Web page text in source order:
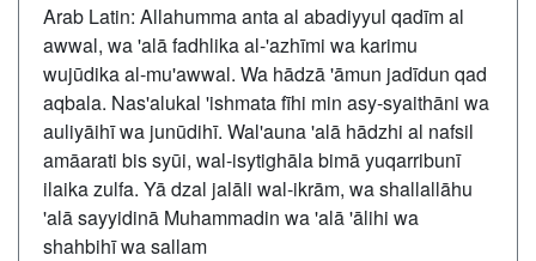
Arab Latin: Allahumma anta al abadiyyul qadīm al
awwal, wa 'alā fadhlika al-'azhīmi wa karimu
wujūdika al-mu'awwal. Wa hādzā 'āmun jadīdun qad
aqbala. Nas'alukal 'ishmata fīhi min asy-syaithāni wa
auliyāihī wa junūdihī. Wal'auna 'alā hādzhi al nafsil
amāarati bis syūi, wal-isytighāla bimā yuqarribunī
ilaika zulfa. Yā dzal jalāli wal-ikrām, wa shallallāhu
'alā sayyidinā Muhammadin wa 'alā 'ālihi wa
shahbihī wa sallam